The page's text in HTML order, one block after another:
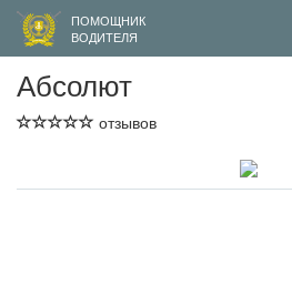
ПОМОЩНИК
ВОДИТЕЛЯ
Абсолют
отзывов